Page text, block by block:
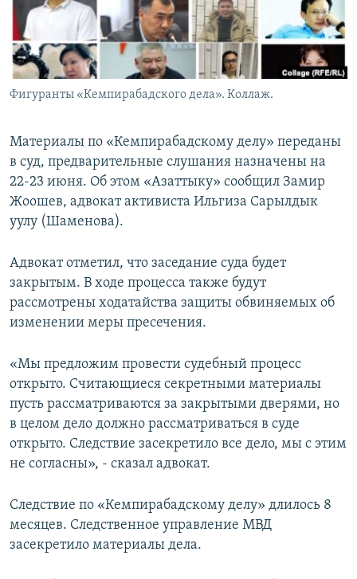
Фигуранты «Кемпирабадского дела». Коллаж.
Материалы по «Кемпирабадскому делу» переданы
в суд, предварительные слушания назначены на
22-23 июня. Об этом «Азаттыку» сообщил Замир
Жоошев, адвокат активиста Ильгиза Сарылдык
уулу (Шаменова).
Адвокат отметил, что заседание суда будет
закрытым. В ходе процесса также будут
рассмотрены ходатайства защиты обвиняемых об
изменении меры пресечения.
«Мы предложим провести судебный процесс
открыто. Считающиеся секретными материалы
пусть рассматриваются за закрытыми дверями, но
в целом дело должно рассматриваться в суде
открыто. Следствие засекретило все дело, мы с этим
не согласны», - сказал адвокат.
Следствие по «Кемпирабадскому делу» длилось 8
месяцев. Следственное управление МВД
засекретило материалы дела.